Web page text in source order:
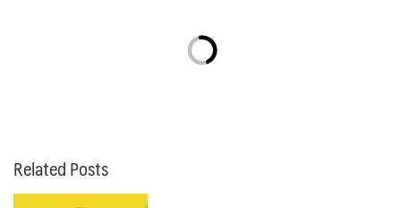
Related Posts